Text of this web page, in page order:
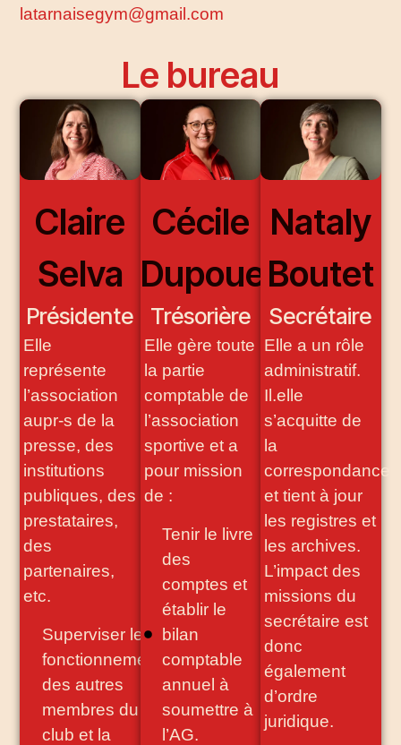
latarnaisegym@gmail.com
Le bureau
Claire
Selva
Présidente
Elle
représente
l’association
aupr-s de la
presse, des
institutions
publiques, des
prestataires,
des
partenaires,
etc.
Superviser le
fonctionnement
des autres
membres du
club et la
Cécile
Dupouey
Trésorière
Elle gère toute
la partie
comptable de
l’association
sportive et a
pour mission
de :
Tenir le livre
des
comptes et
établir le
bilan
comptable
annuel à
soumettre à
l’AG.
Nataly
Boutet
Secrétaire
E lle a un rôle
administratif.
Il.elle
s’acquitte de
la
correspondance
et tient à jour
les registres et
les archives.
L’impact des
missions du
secrétaire est
donc
également
d’ordre
juridique.